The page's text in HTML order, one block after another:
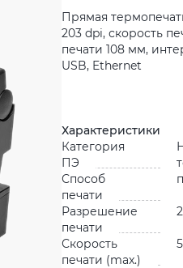
Прямая
203 dpi, скорость
печати 108 мм,
USB, Ethernet
Характеристики
Категория
ПЭ
Способ
печати
Разрешение
печати
Скорость
печати (max.)